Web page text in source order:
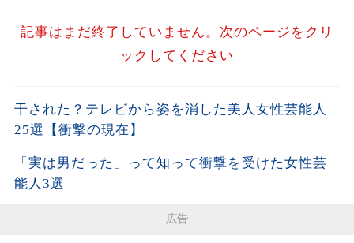
記事はまだ終了していません。次のページをクリ
ックしてください
干された？テレビから姿を消した美人女性芸能人
25選【衝撃の現在】
「実は男だった」って知って衝撃を受けた女性芸
能人3選
広告